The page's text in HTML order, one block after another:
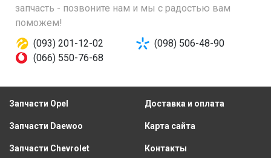
запчасть - позвоните нам и мы с радостью вам
поможем!
(093) 201-12-02
(098) 506-48-90
(066) 550-76-68
Запчасти Opel
Запчасти Daewoo
Запчасти Chevrolet
Доставка и оплата
Карта сайта
Контакты